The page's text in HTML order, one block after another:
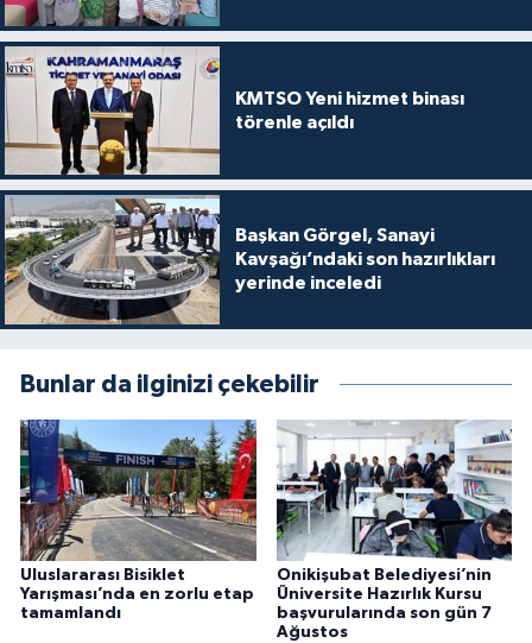
KMTSO Yeni hizmet binası
törenle açıldı
Başkan Görgel, Sanayi
Kavşağı’ndaki son hazırlıkları
yerinde inceledi
Bunlar da ilginizi çekebilir
Uluslararası Bisiklet
Yarışması’nda en zorlu etap
tamamlandı
Onikişubat Belediyesi’nin
Üniversite Hazırlık Kursu
başvurularında son gün 7
Ağustos